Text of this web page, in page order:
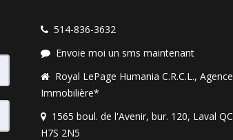
514-836-3632
Envoie moi un sms maintenant
Royal LePage Humania C.R.C.L., Agence
Immobilière*
1565 boul. de l'Avenir, bur. 120, Laval QC
H7S 2N5